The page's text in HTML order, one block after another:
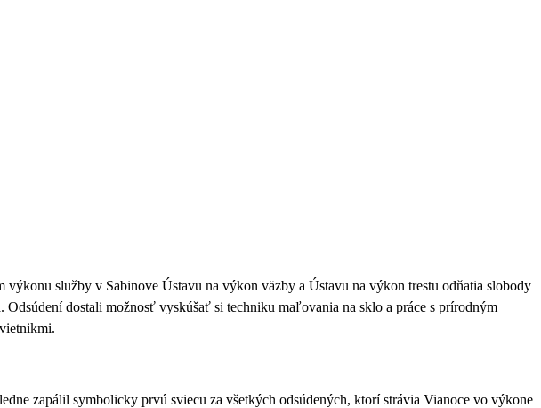
služby v Sabinove Ústavu na výkon väzby a Ústavu na výkon trestu odňatia slobody
Odsúdení dostali možnosť vyskúšať si techniku maľovania na sklo a práce s prírodným
zapálil symbolicky prvú sviecu za všetkých odsúdených, ktorí strávia Vianoce vo výkone